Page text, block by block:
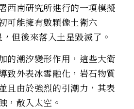
西南研究所進行的一項模擬
可能擁有數顆像土衛六
但後來落入土星毀滅了。
的潮汐變形作用，這些大衛
致外表冰雪融化，岩石物質
且由於強烈的引潮力，其表
，散入太空。